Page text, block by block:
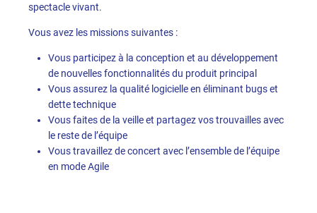
spectacle vivant.
Vous avez les missions suivantes :
Vous participez à la conception et au développement
de nouvelles fonctionnalités du produit principal
Vous assurez la qualité logicielle en éliminant bugs et
dette technique
Vous faites de la veille et partagez vos trouvailles avec
le reste de l’équipe
Vous travaillez de concert avec l’ensemble de l’équipe
en mode Agile